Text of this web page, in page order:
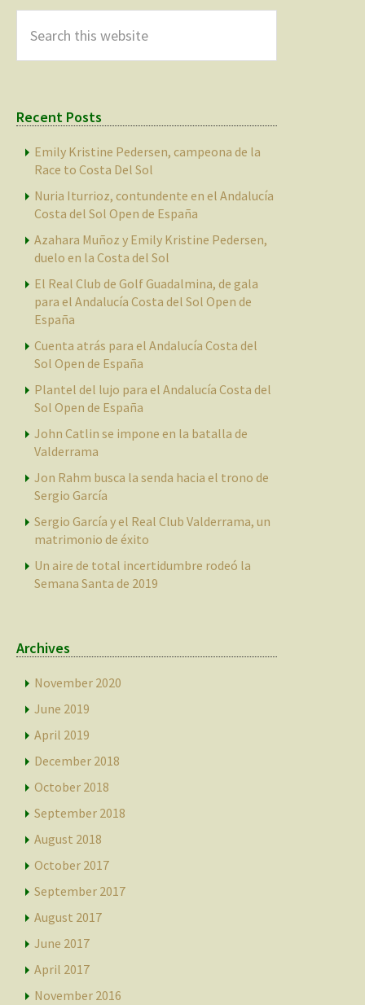
Sidebar
this
website
Recent Posts
Emily Kristine Pedersen, campeona de la
Race to Costa Del Sol
Nuria Iturrioz, contundente en el Andalucía
Costa del Sol Open de España
Azahara Muñoz y Emily Kristine Pedersen,
duelo en la Costa del Sol
El Real Club de Golf Guadalmina, de gala
para el Andalucía Costa del Sol Open de
España
Cuenta atrás para el Andalucía Costa del
Sol Open de España
Plantel del lujo para el Andalucía Costa del
Sol Open de España
John Catlin se impone en la batalla de
Valderrama
Jon Rahm busca la senda hacia el trono de
Sergio García
Sergio García y el Real Club Valderrama, un
matrimonio de éxito
Un aire de total incertidumbre rodeó la
Semana Santa de 2019
Archives
November 2020
June 2019
April 2019
December 2018
October 2018
September 2018
August 2018
October 2017
September 2017
August 2017
June 2017
April 2017
November 2016